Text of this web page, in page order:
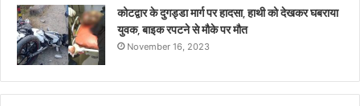
कोटद्वार के दुगड्डा मार्ग पर हादसा, हाथी को देखकर घबराया
युवक, बाइक रपटने से मौके पर मौत
November 16, 2023